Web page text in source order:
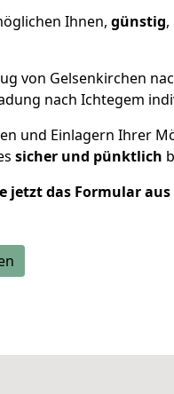
Ihnen, günstig,
von Gelsenkirchen
nach Ichtegem
und Einlagern Ihrer
sicher und pünktlich
jetzt das Formular aus